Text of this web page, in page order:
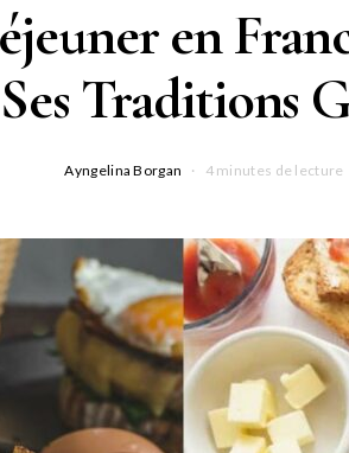
en
Traditions
Ayngelina Borgan 4 minutes de lecture